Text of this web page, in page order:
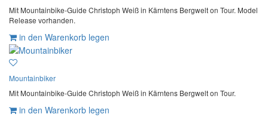
Mit Mountainbike-Guide Christoph Weiß in Kärntens Bergwelt on Tour. Model
Release vorhanden.
in den Warenkorb legen
Mountainbiker
Mit Mountainbike-Guide Christoph Weiß in Kärntens Bergwelt on Tour.
in den Warenkorb legen